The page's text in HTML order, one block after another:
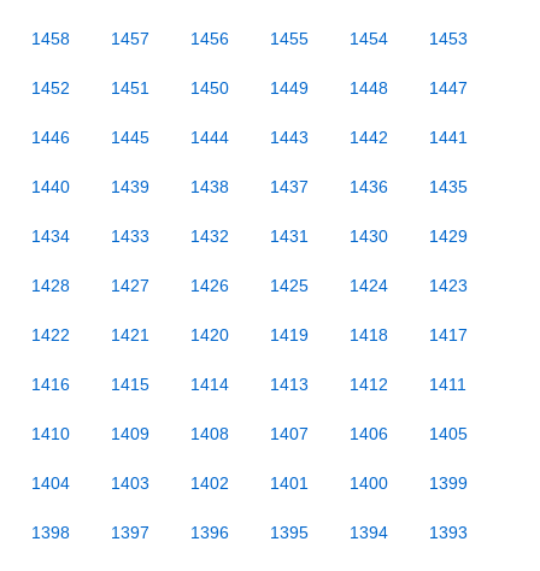
1458 1457 1456 1455 1454 1453
1452 1451 1450 1449 1448 1447
1446 1445 1444 1443 1442 1441
1440 1439 1438 1437 1436 1435
1434 1433 1432 1431 1430 1429
1428 1427 1426 1425 1424 1423
1422 1421 1420 1419 1418 1417
1416 1415 1414 1413 1412 1411
1410 1409 1408 1407 1406 1405
1404 1403 1402 1401 1400 1399
1398 1397 1396 1395 1394 1393